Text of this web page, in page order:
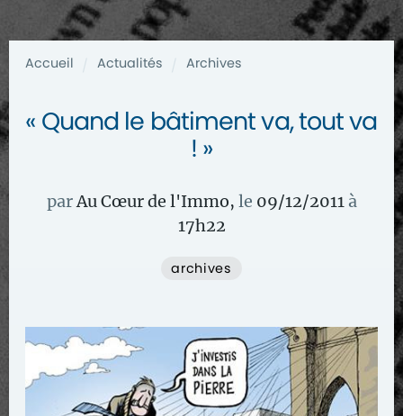
Accueil Actualités Archives
« Quand le bâtiment va, tout va
! »
par Au Cœur de l'Immo, le 09/12/2011 à
17h22
archives